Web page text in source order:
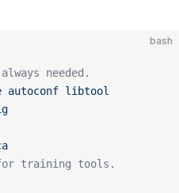
bash
needed.
autoconf libtool
for training tools.